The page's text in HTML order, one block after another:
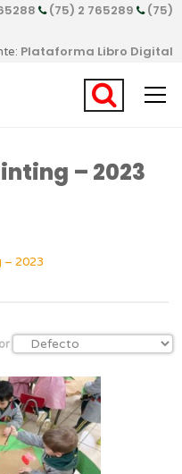
(75) 2 765289
(75)
Plataforma Libro Digital
– 2023
– 2023